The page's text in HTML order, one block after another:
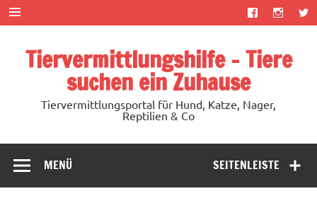
Zum
Inhalt
springen
Tiervermittlungshilfe – Tiere
suchen ein Zuhause
Tiervermittlungsportal für Hund, Katze, Nager,
Reptilien & Co
SEITENLEISTE
MENÜ